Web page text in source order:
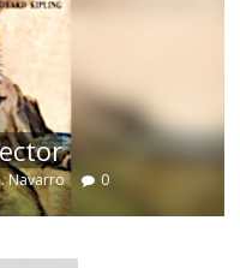
Navarro 0